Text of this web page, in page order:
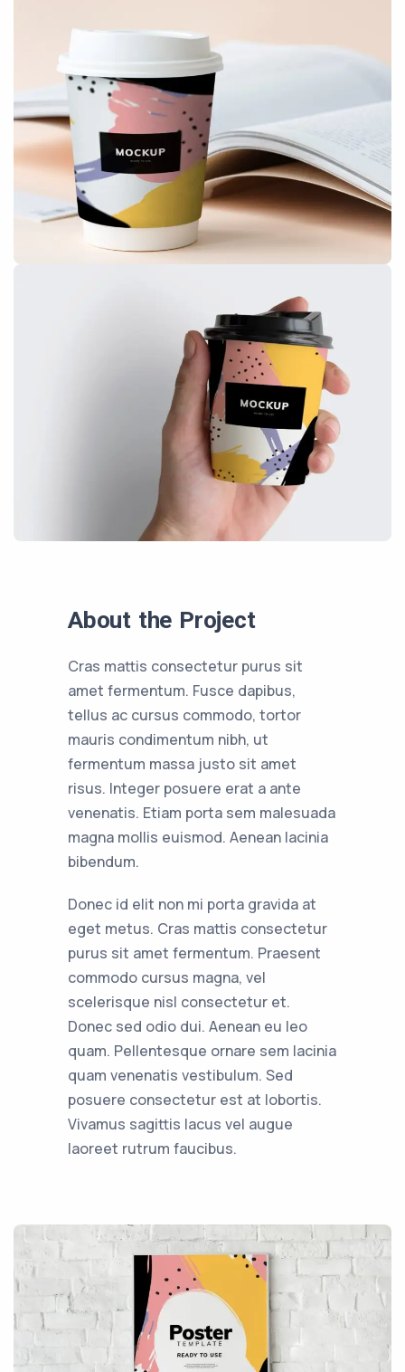
About the Project
Cras mattis consectetur purus sit
amet fermentum. Fusce dapibus,
tellus ac cursus commodo, tortor
mauris condimentum nibh, ut
fermentum massa justo sit amet
risus. Integer posuere erat a ante
venenatis. Etiam porta sem malesuada
magna mollis euismod. Aenean lacinia
bibendum.
Donec id elit non mi porta gravida at
eget metus. Cras mattis consectetur
purus sit amet fermentum. Praesent
commodo cursus magna, vel
scelerisque nisl consectetur et.
Donec sed odio dui. Aenean eu leo
quam. Pellentesque ornare sem lacinia
quam venenatis vestibulum. Sed
posuere consectetur est at lobortis.
Vivamus sagittis lacus vel augue
laoreet rutrum faucibus.